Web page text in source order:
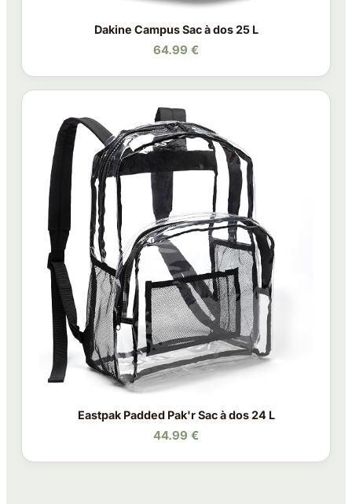
Dakine Campus Sac à dos 25 L
64.99 €
Eastpak Padded Pak'r Sac à dos 24 L
44.99 €